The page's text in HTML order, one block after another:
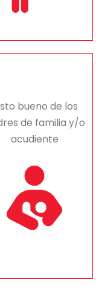
bueno de los
de familia y/o
acudiente